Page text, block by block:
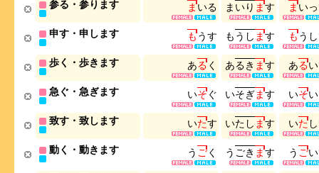
参る・参ります まいる ま いり ます まいっ
申す・申します もうす も う し ます もう し
歩く・歩きます あるく あるき ます あるい
急ぐ・急ぎます いそぐ いそぎます いそい
致す・致します いたす いた し ます いたし
動く・動きます う ごく う ごき ます う ごい